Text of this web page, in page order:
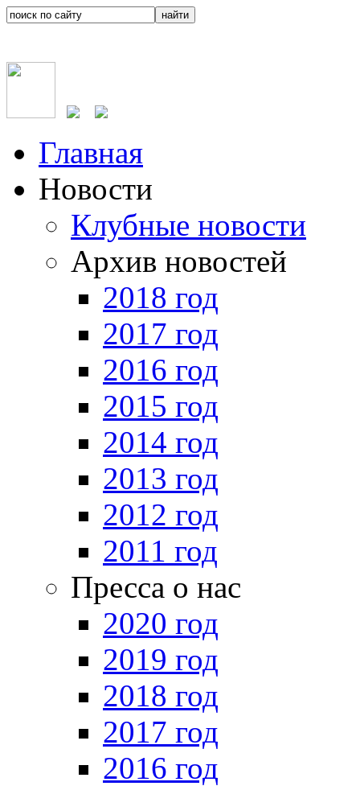
Главная
Новости
Клубные новости
Архив новостей
2018 год
2017 год
2016 год
2015 год
2014 год
2013 год
2012 год
2011 год
Пресса о нас
2020 год
2019 год
2018 год
2017 год
2016 год